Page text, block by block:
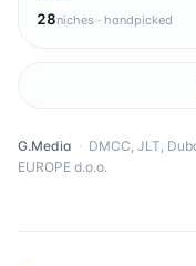
28niches · handpicked
G.Media · DMCC, JLT,
EUROPE d.o.o.